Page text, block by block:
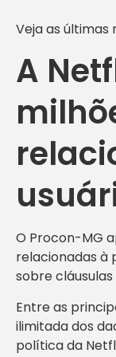
Veja as últimas
A
O Procon-MG
relacionadas à
sobre
Entre as
ilimitada dos
política da